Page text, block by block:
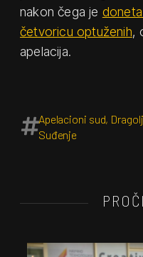
nakon čega je
četvoricu optuženih,
apelacija.
Apelacioni sud,
Suđenje